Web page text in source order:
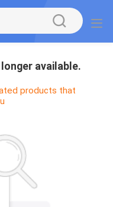
available.
products that